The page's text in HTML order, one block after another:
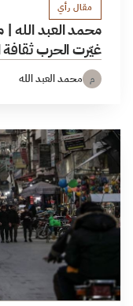
مقال رأي
محمد العبد الله
غيّرت الحرب ثقافة
م محمد العبد الله